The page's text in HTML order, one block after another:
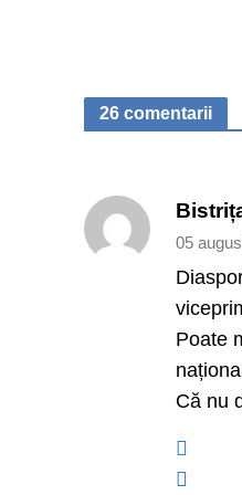
26 comentarii
05
Poate
Că nu